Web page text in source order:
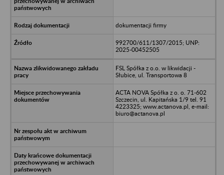
dokumentacji firmy
992700/611/1307/2015; UNP:
2025-00452505
FSL Spółka z o.o. w likwidacji -
Słubice, ul. Transportowa 8
ACTA NOVA Spółka z o. o. 71-602
Szczecin, ul. Kapitańska 1/9 tel. 91
4223325; www.actanova.pl, e-mail:
biuro@actanova.pl